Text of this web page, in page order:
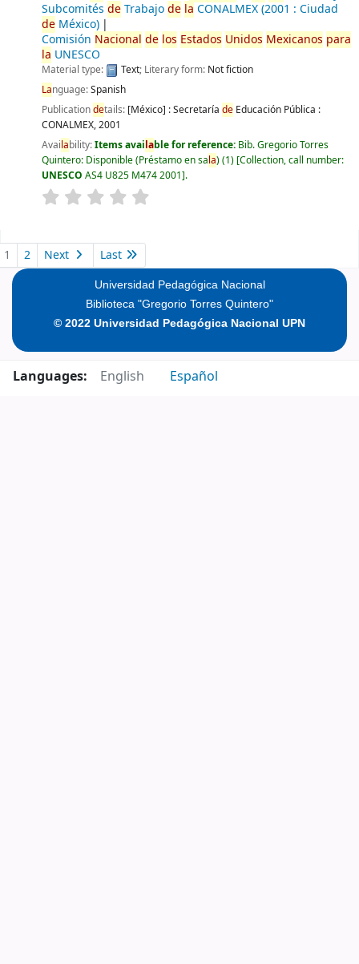
Subcomités deTrabajode la CONALMEX(2001 : Ciudad
deMéxico)
Comisión Nacional de los Estados Unidos Mexicanos para
la UNESCO
Material type: Text; Literary form: Not fiction
Language:Spanish
Publicationdetails: [México] : Secretaría deEducación Pública :
CONALMEX,2001
Availability:Items available for reference: Bib. Gregorio Torres
Quintero: Disponible (Préstamo en sala)(1) Collection, call number:
UNESCO AS4 U825 M474 2001 .
1 2 Next Last
Universidad Pedagógica Nacional
Biblioteca "Gregorio Torres Quintero"
© 2022 Universidad Pedagógica Nacional UPN
Languages: English Español